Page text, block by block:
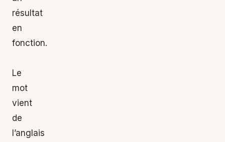
résultat
en
fonction.
Le
mot
vient
de
l’anglais